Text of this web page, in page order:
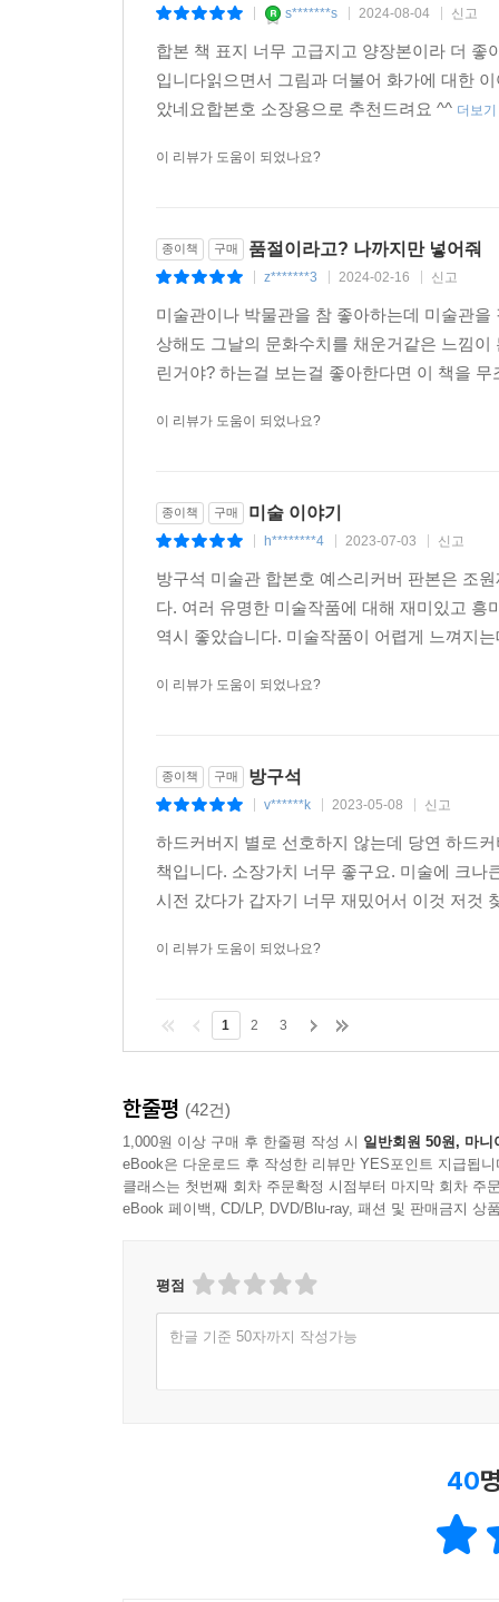
을 의미합니다. 환기의 그림은 그렇게 돈을 뛰어
‘막장드라마의 원조’ 프리다 칼로와 디에고 리베
뛰어넘는’ 카미유 클로델과 오귀스트 로댕. ‘세
그런데 흥미로운 사실이 있습니다. 20세기의 우
꽃피는 환기의 영롱한 예술세계. 그리고 그것을
s*******s 2024-08-04 신고
합본 책 표지 너무 고급지고 양장본이라 더
입니다읽으면서 그림과 더불어 화가에 대한
았네요합본호 소장용으로 추천드려요 ^^ 더보기
이 리뷰가 도움이 되었나요?
종이책 구매 품절이라고? 나까지만 넣어줘
z*******3 2024-02-16 신고
미술관이나 박물관을 참 좋아하는데 미술관
상해도 그날의 문화수치를 채운거같은 느낌
린거야? 하는걸 보는걸 좋아한다면 이 책을
이 리뷰가 도움이 되었나요?
종이책 구매 미술 이야기
h********4 2023-07-03 신고
방구석 미술관 합본호 예스리커버 판본은 조
다. 여러 유명한 미술작품에 대해 재미있고
역시 좋았습니다. 미술작품이 어렵게 느껴지
이 리뷰가 도움이 되었나요?
종이책 구매 방구석
v******k 2023-05-08 신고
하드커버지 별로 선호하지 않는데 당연 하드
책입니다. 소장가치 너무 좋구요. 미술에 크
시전 갔다가 갑자기 너무 재밌어서 이것 저것
이 리뷰가 도움이 되었나요?
1 2 3
한줄평 (42건)
1,000원 이상 구매 후 한줄평 작성 시 일반회원 50원, 마니
eBook은 다운로드 후 작성한 리뷰만 YES포인트 지급됩니
클래스는 첫번째 회차 주문확정 시점부터 마지막 회차 주
eBook 페이백, CD/LP, DVD/Blu-ray, 패션 및 판매금지 상
평점
한글 기준 50자까지 작성가능
40